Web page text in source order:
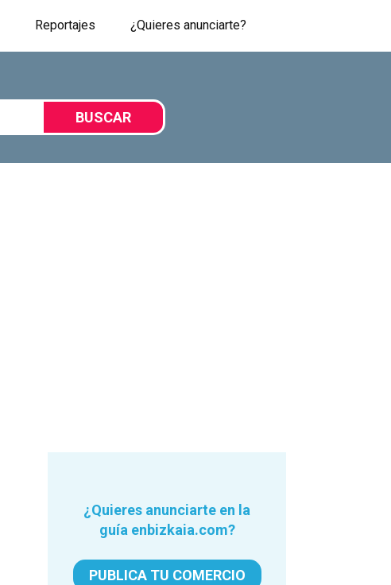
Reportajes ¿Quieres anunciarte?
BUSCAR
¿Quieres anunciarte en la
guía enbizkaia.com?
PUBLICA TU COMERCIO